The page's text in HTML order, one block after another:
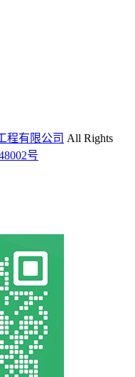
程有限公司 All Rights
号